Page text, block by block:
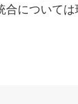
合について